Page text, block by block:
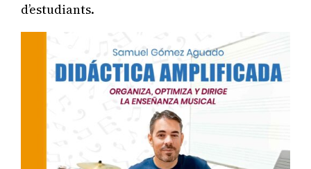
d’estudiants.